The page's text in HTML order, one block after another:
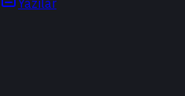
Yazılar